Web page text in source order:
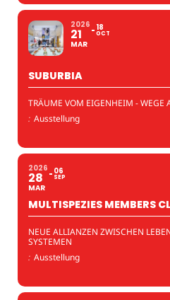
2026
21
MAR
18
OCT
SUBURBIA
TRÄUME VOM EIGENHEIM - WEGE
: Ausstellung
2026
28
MAR
06
SEP
MULTISPEZIES MEMBERS
NEUE ALLIANZEN ZWISCHEN
SYSTEMEN
: Ausstellung